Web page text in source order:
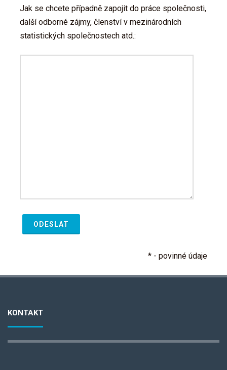
Jak se chcete případně zapojit do práce společnosti,
další odborné zájmy, členství v mezinárodních
statistických společnostech atd.:
* - povinné údaje
KONTAKT